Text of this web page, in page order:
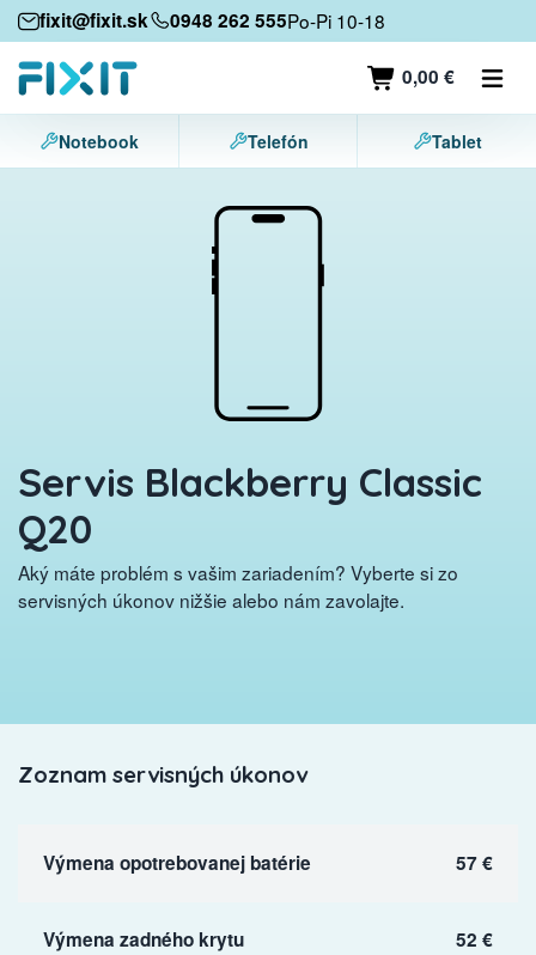
fixit@fixit.sk 0948 262 555Po-Pi 10-18
0,00 €
Mobilné zariadenia
Mobilné telefóny
Tablety
Notebook Telefón Tablet
Servis Blackberry Classic
Q20
Aký máte problém s vašim zariadením? Vyberte si zo
servisných úkonov nižšie alebo nám zavolajte.
Zoznam servisných úkonov
Výmena opotrebovanej batérie 57 €
Výmena zadného krytu 52 €